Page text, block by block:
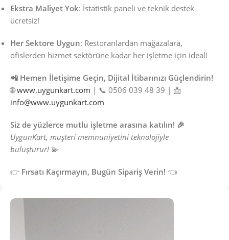
Ekstra Maliyet Yok: İstatistik paneli ve teknik destek
ücretsiz!
Her Sektore Uygun: Restoranlardan mağazalara,
ofislerden hizmet sektörüne kadar her işletme için ideal!
📲 Hemen İletişime Geçin, Dijital İtibarınızı Güçlendirin!
🌐www.uygunkart.com | 📞 0506 039 48 39 | 📩
info@www.uygunkart.com
Siz de yüzlerce mutlu işletme arasına katılın! 🎉
UygunKart, müşteri memnuniyetini teknolojiyle
buluşturur! 💫
👉 Fırsatı Kaçırmayın, Bugün Sipariş Verin! 👈